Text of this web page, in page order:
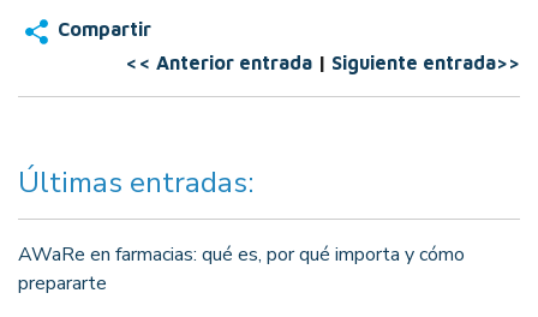
Compartir
<< Anterior entrada | Siguiente entrada>>
Últimas entradas:
AWaRe en farmacias: qué es, por qué importa y cómo
prepararte